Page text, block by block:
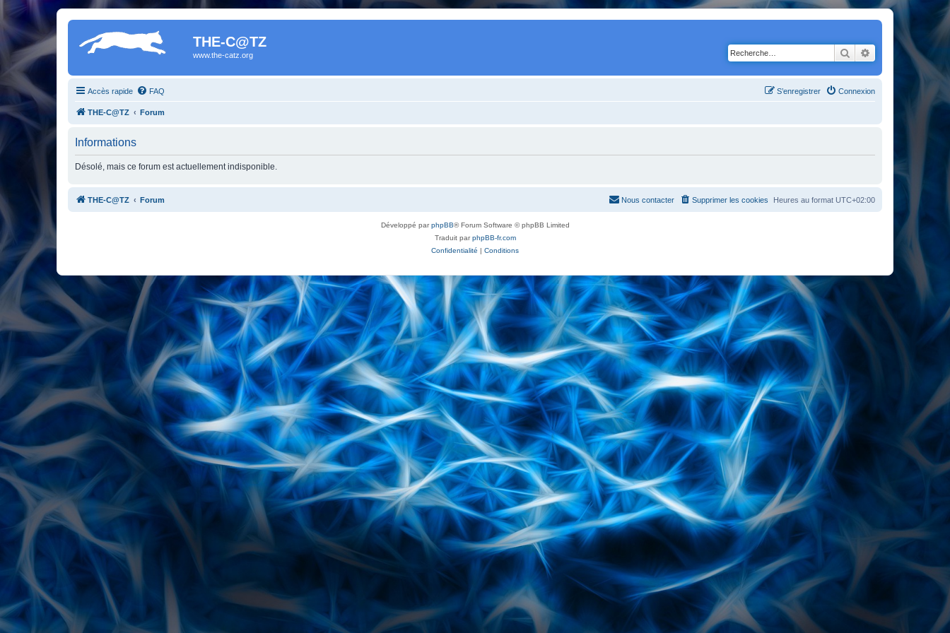
THE-C@TZ
www.the-catz.org RechercherRecherche
Accès rapide FAQ Connexion
S’enregistrer
THE-C@TZ Forum
Informations
Désolé, mais ce forum est actuellement indisponible.
THE-C@TZ Forum Heures au format UTC+02:00
Supprimer les cookies
Nous contacter
Développé parphpBB® Forum Software © phpBB Limited
Traduit parphpBB-fr.com
Confidentialité | Conditions